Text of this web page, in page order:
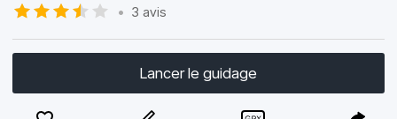
• 3 avis
Lancer le guidage